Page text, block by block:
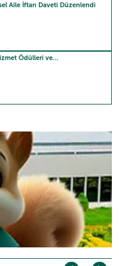
Aile İftarı Daveti Düzenlendi
Ödülleri ve…